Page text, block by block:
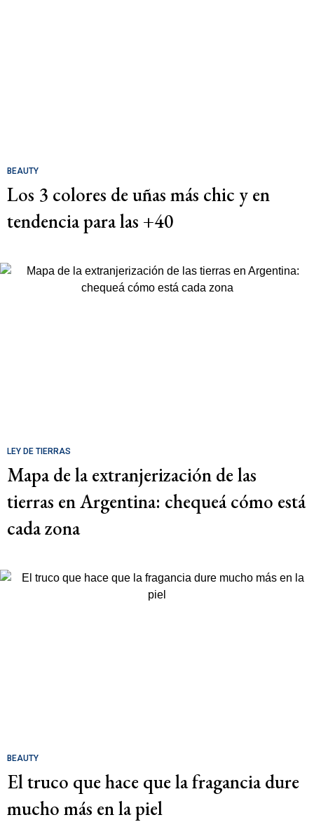
BEAUTY
Los 3 colores de uñas más chic y en
tendencia para las +40
LEY DE TIERRAS
Mapa de la extranjerización de las
tierras en Argentina: chequeá cómo está
cada zona
BEAUTY
El truco que hace que la fragancia dure
mucho más en la piel